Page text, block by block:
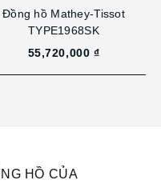
Đồng hồ Mathey-Tissot
TYPE1968SK
55,720,000 ₫
HỒ CỦA